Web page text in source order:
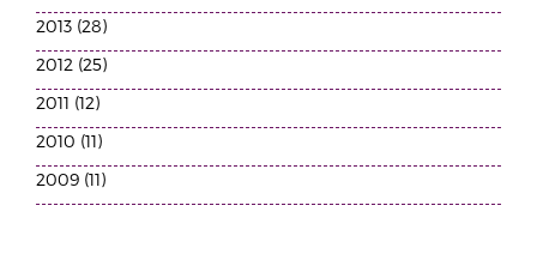
2013 (28)
2012 (25)
2011 (12)
2010 (11)
2009 (11)